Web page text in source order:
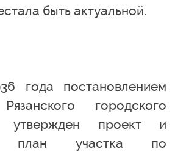
быть актуальной.
года постановлением
городского
утвержден проект и
план участка по